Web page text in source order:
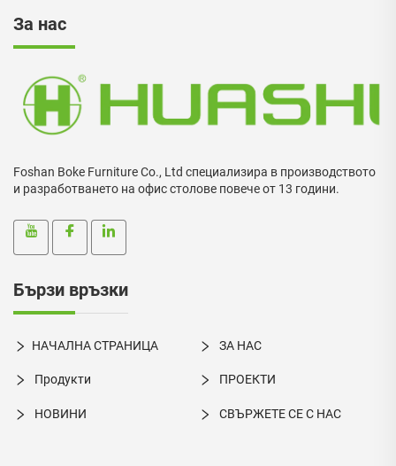
За нас
Foshan Boke Furniture Co., Ltd специализира в производството
и разработването на офис столове повече от 13 години.
Бързи връзки
НАЧАЛНА СТРАНИЦА ЗА НАС
Продукти ПРОЕКТИ
НОВИНИ СВЪРЖЕТЕ СЕ С НАС